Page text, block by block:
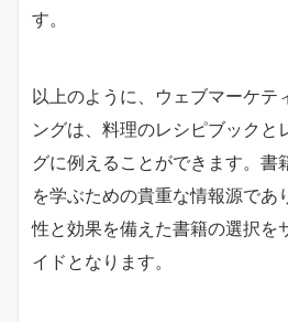
す。
以上のように、ウェブマーケテ
ングは、料理のレシピブックと
グに例えることができます。書
を学ぶための貴重な情報源であ
性と効果を備えた書籍の選択を
イドとなります。